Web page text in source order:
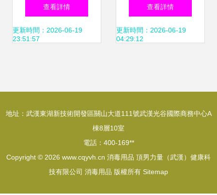
庭健康必備
查看詳情
更新時間：2026-06-19
23:51:57
康，殲滅細菌于無
查看詳情
更新時間：2026-06-19
04:29:12
地址：武漢東湖新技術開發區關山大道111號武漢光谷國際商務中心A
棟8層10室
電話：400-169**
Copyright © 2026 www.cqyvh.cn 消毒用品 頂男力量（武漢）健康科
技有限公司 消毒用品 版權所有 Sitemap